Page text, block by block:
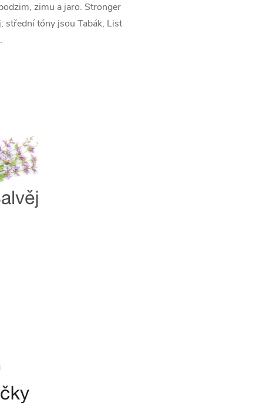
zimu a jaro. Stronger
střední tóny jsou Tabák, List